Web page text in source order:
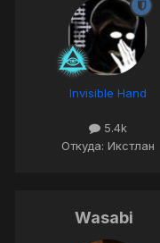
Invisible Hand
5.4k
Откуда: Икстлан
Wasabi